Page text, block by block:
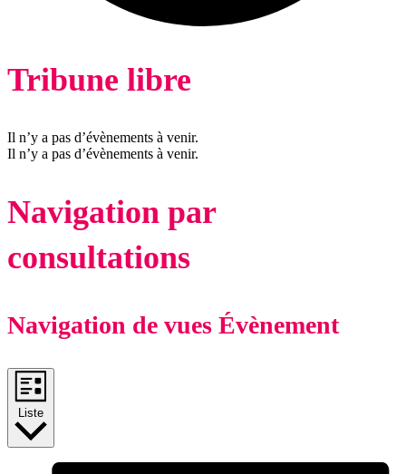
Tribune libre
Il n’y a pas d’évènements à venir.
Il n’y a pas d’évènements à venir.
Navigation par
consultations
Navigation de vues Évènement
Liste